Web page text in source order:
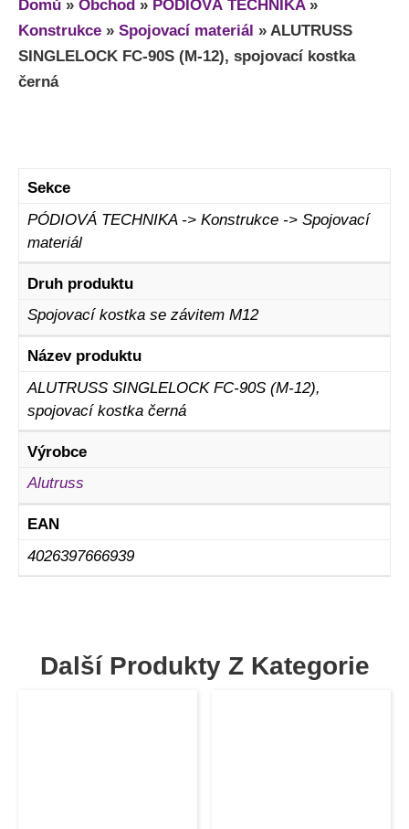
Domů » Obchod » PÓDIOVÁ TECHNIKA»
Konstrukce » Spojovací materiál » ALUTRUSS
SINGLELOCK FC-90S (M-12), spojovací kostka
černá
Sekce
PÓDIOVÁ TECHNIKA -> Konstrukce -> Spojovací
materiál
Druh produktu
Spojovací kostka se závitem M12
Název produktu
ALUTRUSS SINGLELOCK FC-90S (M-12),
spojovací kostka černá
Výrobce
Alutruss
EAN
4026397666939
Další Produkty Z Kategorie